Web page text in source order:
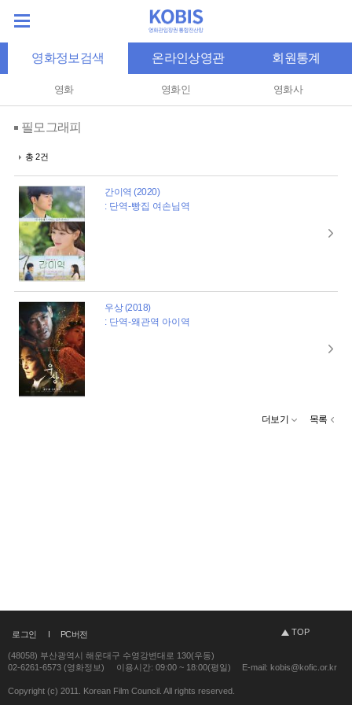
영화정보검색 온라인상영관 회원통계
영화 영화인 영화사
필모그래피
총 2건
간이역 (2020)
: 단역-빵집 여손님역
우상 (2018)
: 단역-왜관역 아이역
더보기 목록
로그인 PC버전 TOP
(48058) 부산광역시 해운대구 수영강변대로 130(우동)
02-6261-6573 (영화정보)
이용시간: 09:00 ~ 18:00(평일) E-mail: kobis@kofic.or.kr
Copyright (c) 2011. Korean Film Council. All rights reserved.